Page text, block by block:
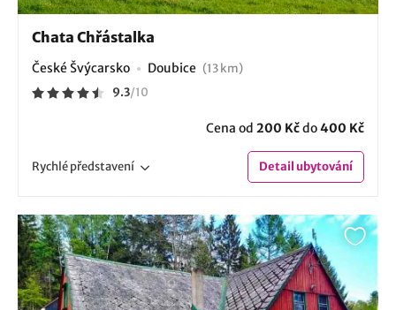
Chata Chřástalka
České Švýcarsko Doubice (13 km)
9.3/10
Cena od 200 Kčdo400 Kč
Rychlépředstavení Detailubytování